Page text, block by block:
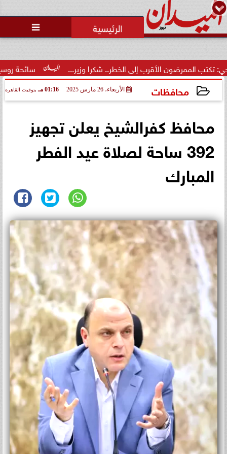

سائحة روسية لـ”مراسي”: إلى الخطر.. شكرا وزير...
محافظات الأربعاء، 26 مارس 2025 01:16 مـ بتوقيت القاهرة
محافظ كفرالشيخ يعلن تجهيز
392 ساحة لصلاة عيد الفطر
المبارك
تصفية الخصوم.. ثورة غضب داخل
نادي الشيخ زايد بسبب الخصومات